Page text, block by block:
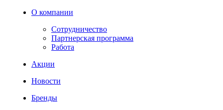
О компании
Сотрудничество
Партнерская программа
Работа
Акции
Новости
Бренды